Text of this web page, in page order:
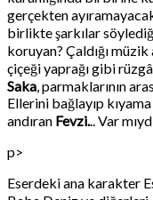
gerçekten
birlikte şarkılar
koruyan? Çaldığı
çiçeği yaprağı gibi
Saka, parmaklarının
Ellerini bağlayıp
andıran Fevzi... Var
p>
Eserdeki ana karakter